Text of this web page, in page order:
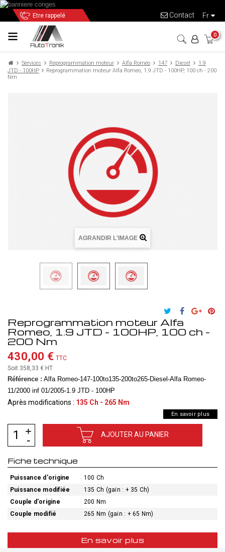
Etre rappelé fr
Contact
0
Services Reprogrammation moteur Alfa Roméo 147 Diesel
1.9
JTD - 100HP
Reprogrammation moteur Alfa Romeo, 1.9 JTD - 100HP, 100 ch - 200
Nm
AGRANDIR L'IMAGE
Reprogrammation moteur Alfa
Romeo, 1.9 JTD - 100HP, 100 ch -
200 Nm
430,00 € TTC
Soit 358,33 € HT
Référence : Alfa Romeo-147-100to135-200to265-Diesel-Alfa Romeo-
11/2000 inf 01/2005-1.9 JTD - 100HP
Après modifications : 135 Ch - 265 Nm
En savoir plus
AJOUTER AU PANIER
Fiche technique
Puissance d'origine
100 Ch
Puissance modifiée
135 Ch (gain : + 35 Ch)
Couple d'origine
200 Nm
Couple modifié
265 Nm (gain : + 65 Nm)
En savoir plus